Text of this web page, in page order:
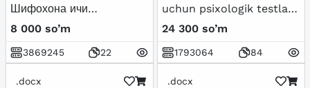
Шифохона ичи
инфекциялари
профилактикаси бўйича
амалдаги 0304-12-сонли
санитария қоида ва
8 000 so’m
3869245 22
uchun psixologik testlar
to`plami
24 300 so’m
1793064 84
.docx .docx